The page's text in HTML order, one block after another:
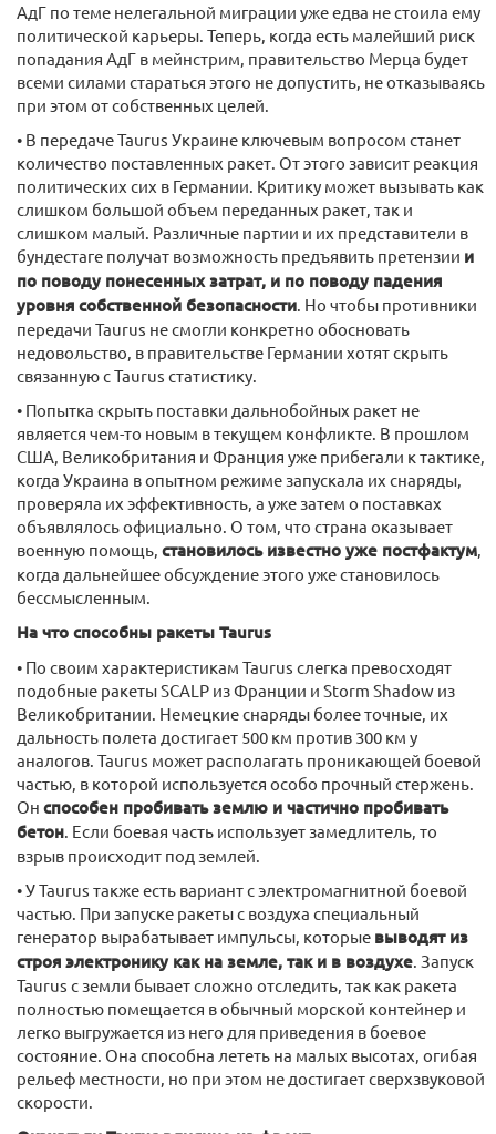
АдГ по теме нелегальной миграции уже едва не стоила ему
политической карьеры. Теперь, когда есть малейший риск
попадания АдГ в мейнстрим, правительство Мерца будет
всеми силами стараться этого не допустить, не отказываясь
при этом от собственных целей.
• В передаче Taurus Украине ключевым вопросом станет
количество поставленных ракет. От этого зависит реакция
политических сих в Германии. Критику может вызывать как
слишком большой объем переданных ракет, так и
слишком малый. Различные партии и их представители в
бундестаге получат возможность предъявить претензии и
по поводу понесенных затрат, и по поводу падения
уровня собственной безопасности. Но чтобы противники
передачи Taurus не смогли конкретно обосновать
недовольство, в правительстве Германии хотят скрыть
связанную с Taurus статистику.
• Попытка скрыть поставки дальнобойных ракет не
является чем-то новым в текущем конфликте. В прошлом
США, Великобритания и Франция уже прибегали к тактике,
когда Украина в опытном режиме запускала их снаряды,
проверяла их эффективность, а уже затем о поставках
объявлялось официально. О том, что страна оказывает
военную помощь, становилось известно уже постфактум,
когда дальнейшее обсуждение этого уже становилось
бессмысленным.
На что способны ракеты Taurus
• По своим характеристикам Taurus слегка превосходят
подобные ракеты SCALP из Франции и Storm Shadow из
Великобритании. Немецкие снаряды более точные, их
дальность полета достигает 500 км против 300 км у
аналогов. Taurus может располагать проникающей боевой
частью, в которой используется особо прочный стержень.
Он способен пробивать землю и частично пробивать
бетон. Если боевая часть использует замедлитель, то
взрыв происходит под землей.
• У Taurus также есть вариант с электромагнитной боевой
частью. При запуске ракеты с воздуха специальный
генератор вырабатывает импульсы, которые выводят из
строя электронику как на земле, так и в воздухе. Запуск
Taurus с земли бывает сложно отследить, так как ракета
полностью помещается в обычный морской контейнер и
легко выгружается из него для приведения в боевое
состояние. Она способна лететь на малых высотах, огибая
рельеф местности, но при этом не достигает сверхзвуковой
скорости.